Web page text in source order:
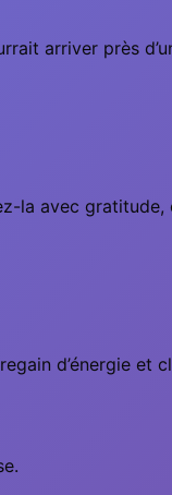
arriver près
la avec gratitude,
d’énergie et